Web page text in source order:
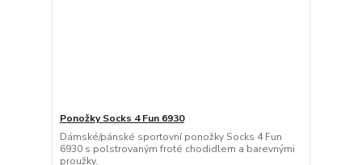
Ponožky Socks 4 Fun 6930
Dámské/pánské sportovní ponožky Socks 4 Fun
6930 s polstrovaným froté chodidlem a barevnými
proužky.